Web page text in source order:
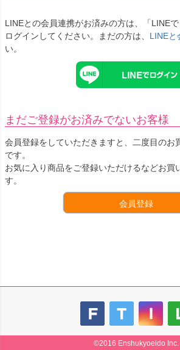
LINEとの会員連携がお済みの方は、「LINE
ログインしてください。まだの方は、 LINEと
い。
まだご登録がお済みでないお客様
会員登録をしていただきますと、二度目のお
です。
お気に入り商品をご登録いただけるなどお買
す。
会員登録
©2016 Enshukyoeido Inc.